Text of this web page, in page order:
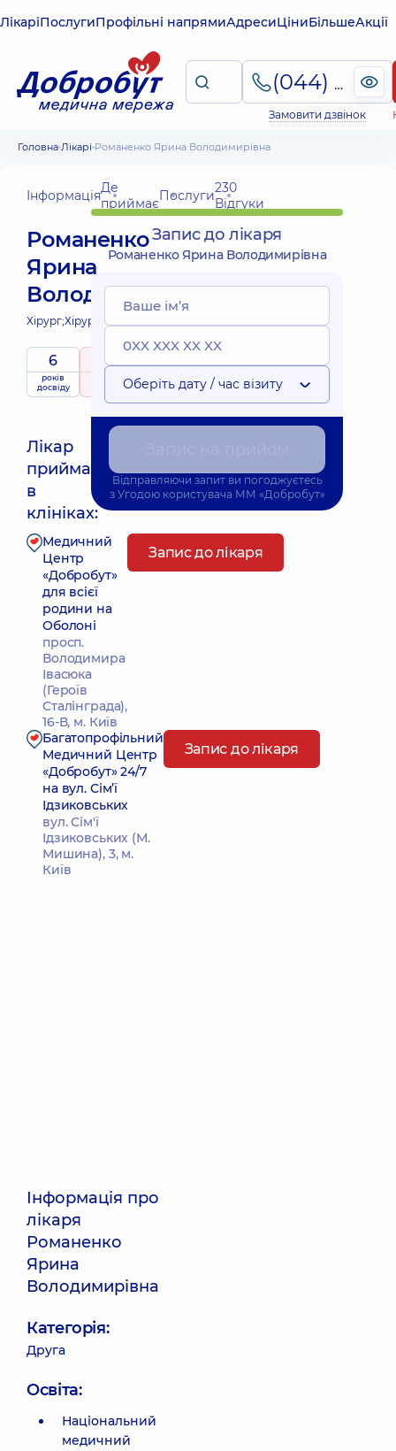
ЛікаріПослугиПрофільні напрямиАдресиЦіниБільшеАкції
(044) 495-2-888
Замовити дзвінок
Головна Лікарі Романенко Ярина Володимирівна
ІнформаціяДе
приймаєПослуги230
Відгуки
Романенко
Ярина
Володимирівна
Хірург;Хірург судинний;
6
років
досвіду
5 / 5
рейтингна підставі
230 Відгуки
Лікар
приймає
в
клініках:
Найближчий час прийому: 25.08.2026 17:30
Медичний
Центр
«Добробут»
для всієї
родини на
Оболоні
просп.
Володимира
Івасюка
(Героїв
Сталінграда),
16-В, м. Київ
Запис до лікаря
Багатопрофільний
Медичний Центр
«Добробут» 24/7
на вул. Сім’ї
Ідзиковських
вул. Сім'ї
Ідзиковських (М.
Мишина), 3, м.
Київ
Запис до лікаря
Інформація про
лікаря
Романенко
Ярина
Володимирівна
Категорія:
Друга
Освіта:
Національний
медичний
Запис до лікаря
Романенко Ярина Володимирівна
Оберіть дату / час візиту
Відправляючи запит ви погоджуєтесь
з Угодою користувача ММ «Добробут»